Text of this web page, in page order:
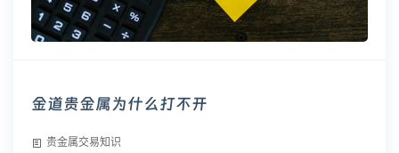
金道贵金属为什么打不开
贵金属交易知识